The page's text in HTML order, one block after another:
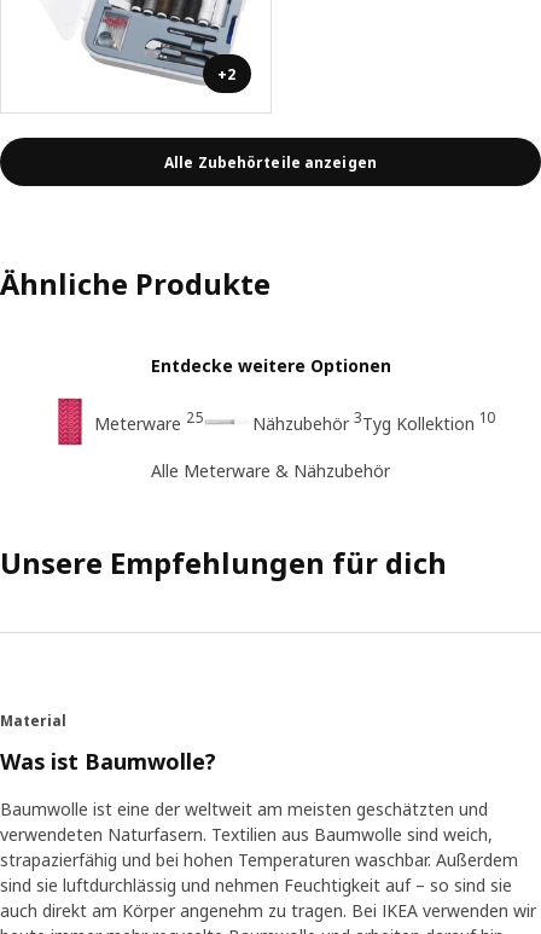
+2
Alle Zubehörteile anzeigen
Ähnliche Produkte
Entdecke weitere Optionen
Meterware 25 Nähzubehör 3Tyg Kollektion 10
Alle Meterware & Nähzubehör
Unsere Empfehlungen für dich
Material
Was ist Baumwolle?
Baumwolle ist eine der weltweit am meisten geschätzten und
verwendeten Naturfasern. Textilien aus Baumwolle sind weich,
strapazierfähig und bei hohen Temperaturen waschbar. Außerdem
sind sie luftdurchlässig und nehmen Feuchtigkeit auf – so sind sie
auch direkt am Körper angenehm zu tragen. Bei IKEA verwenden wir